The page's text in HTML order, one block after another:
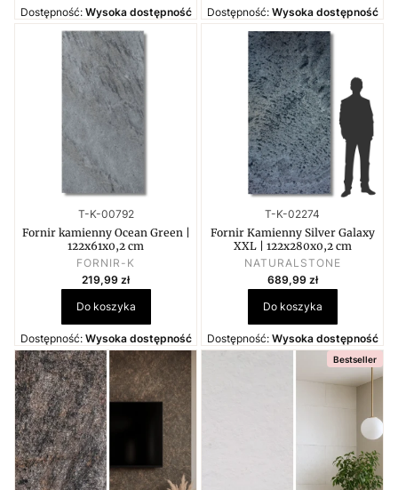
Dostępność: Wysoka dostępność Dostępność: Wysoka dostępność
Kod produktu
T-K-00792
Fornir kamienny Ocean Green |
122x61x0,2 cm
PRODUCENT
FORNIR-K
Cena
219,99 zł
Do koszyka
Dostępność: Wysoka dostępność
Kod produktu
T-K-02274
Fornir Kamienny Silver Galaxy
XXL | 122x280x0,2 cm
PRODUCENT
NATURALSTONE
Cena
689,99 zł
Do koszyka
Dostępność: Wysoka dostępność
Bestseller